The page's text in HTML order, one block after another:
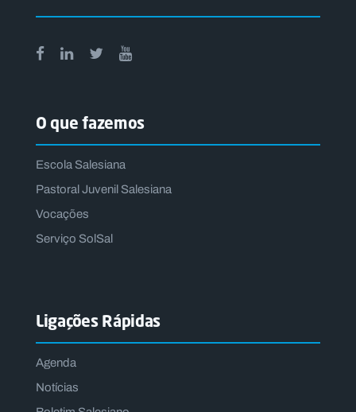
O que fazemos
Escola Salesiana
Pastoral Juvenil Salesiana
Vocações
Serviço SolSal
Ligações Rápidas
Agenda
Notícias